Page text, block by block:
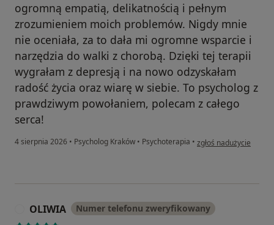
ogromną empatią, delikatnością i pełnym
zrozumieniem moich problemów. Nigdy mnie
nie oceniała, za to dała mi ogromne wsparcie i
narzędzia do walki z chorobą. Dzięki tej terapii
wygrałam z depresją i na nowo odzyskałam
radość życia oraz wiarę w siebie. To psycholog z
prawdziwym powołaniem, polecam z całego
serca!
4 sierpnia 2026 • Psycholog Kraków • Psychoterapia • w opinii użytkownika
zgłoś nadużycie
OLIWIA Numer telefonu zweryfikowany